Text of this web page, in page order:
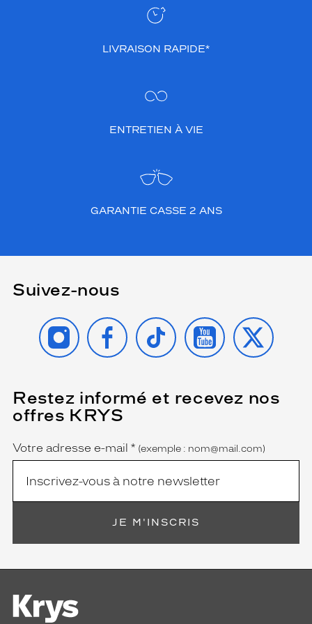
LIVRAISON RAPIDE*
ENTRETIEN À VIE
GARANTIE CASSE 2 ANS
Suivez-nous
INSTAGRAMFACEBOOK
TIKTOK YOUTUBE
X
Restez informé et recevez nos
offres KRYS
Name
Votre adresse e-mail *
(Ce
champ
est
(exemple : nom@mail.com)
JE M'INSCRIS